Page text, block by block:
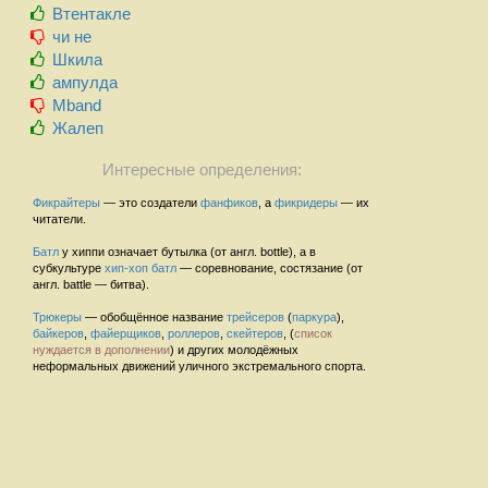
Втентакле
чи не
Шкила
ампулда
Mband
Жалеп
Интересные определения:
Фикрайтеры — это создатели фанфиков , а фикридеры — их
читатели.
Батл у хиппи означает бутылка (от англ. bottle), а в
субкультуре хип-хоп батл — соревнование, состязание (от
англ. battle — битва).
Трюкеры — обобщённое название трейсеров (паркура),
байкеров файерщиков роллеров скейтеров , (список
нуждается в дополнении) и других молодёжных
неформальных движений уличного экстремального спорта.